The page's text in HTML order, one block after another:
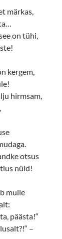
märkas,
on tühi,
kergem,
hirmsam,
otsus
nüid!
mulle
päästa!“
–